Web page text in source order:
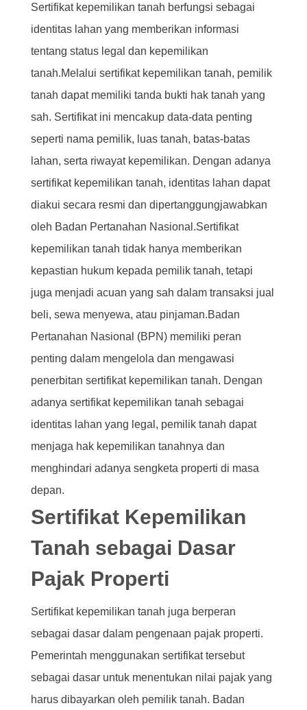
Sertifikat kepemilikan tanah berfungsi sebagai
identitas lahan yang memberikan informasi
tentang status legal dan kepemilikan
tanah.Melalui sertifikat kepemilikan tanah, pemilik
tanah dapat memiliki tanda bukti hak tanah yang
sah. Sertifikat ini mencakup data-data penting
seperti nama pemilik, luas tanah, batas-batas
lahan, serta riwayat kepemilikan. Dengan adanya
sertifikat kepemilikan tanah, identitas lahan dapat
diakui secara resmi dan dipertanggungjawabkan
oleh Badan Pertanahan Nasional.Sertifikat
kepemilikan tanah tidak hanya memberikan
kepastian hukum kepada pemilik tanah, tetapi
juga menjadi acuan yang sah dalam transaksi jual
beli, sewa menyewa, atau pinjaman.Badan
Pertanahan Nasional (BPN) memiliki peran
penting dalam mengelola dan mengawasi
penerbitan sertifikat kepemilikan tanah. Dengan
adanya sertifikat kepemilikan tanah sebagai
identitas lahan yang legal, pemilik tanah dapat
menjaga hak kepemilikan tanahnya dan
menghindari adanya sengketa properti di masa
depan.
Sertifikat Kepemilikan
Tanah sebagai Dasar
Pajak Properti
Sertifikat kepemilikan tanah juga berperan
sebagai dasar dalam pengenaan pajak properti.
Pemerintah menggunakan sertifikat tersebut
sebagai dasar untuk menentukan nilai pajak yang
harus dibayarkan oleh pemilik tanah. Badan